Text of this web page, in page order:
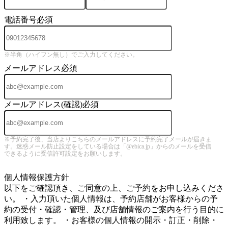
電話番号必須
※半角（ハイフン無し）でご入力してください。
メールアドレス必須
メールアドレス(確認)必須
※予約完了後、当店よりこちらのメールアドレスに予約完了メールが届きま
す。迷惑メール防止設定をしている場合は「@ebica.jp」からのメールを受信
できるように受信許可設定をお願いします。
個人情報保護方針
以下をご確認頂き、ご同意の上、ご予約をお申し込みくださ
い。 ・入力頂いた個人情報は、予約店舗がお客様からの予
約の受付・確認・管理、及び店舗情報のご案内を行う目的に
利用致します。 ・お客様の個人情報の開示・訂正・削除・